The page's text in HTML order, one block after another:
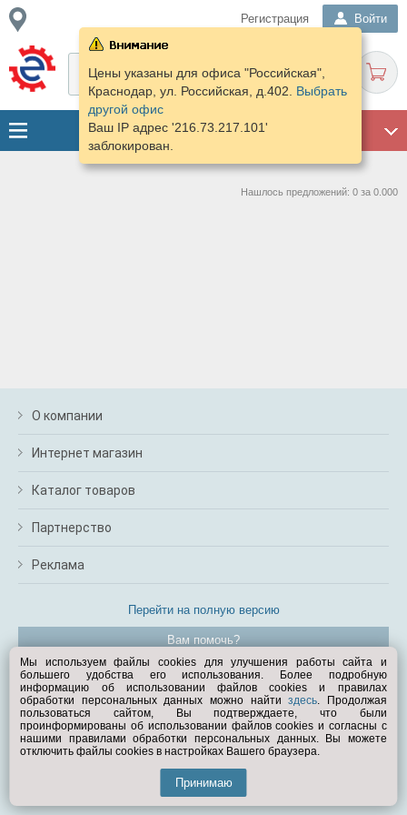
Регистрация Войти
Цены указаны для офиса "Российская",
Краснодар, ул. Российская, д.402. Выбрать
другой офис
Ваш IP адрес '216.73.217.101'
заблокирован.
Нашлось предложений: 0 за 0.000
О компании
Интернет магазин
Каталог товаров
Партнерство
Реклама
Перейти на полную версию
Вам помочь?
© Exist.ru 1998—2026
Мы используем файлы cookies для улучшения работы сайта и
большего удобства его использования. Более подробную
информацию об использовании файлов cookies и правилах
обработки персональных данных можно найтиздесь. Продолжая
пользоваться сайтом, Вы подтверждаете, что были
проинформированы об использовании файлов cookies и согласны с
нашими правилами обработки персональных данных. Вы можете
отключить файлы cookies в настройках Вашего браузера.
Принимаю